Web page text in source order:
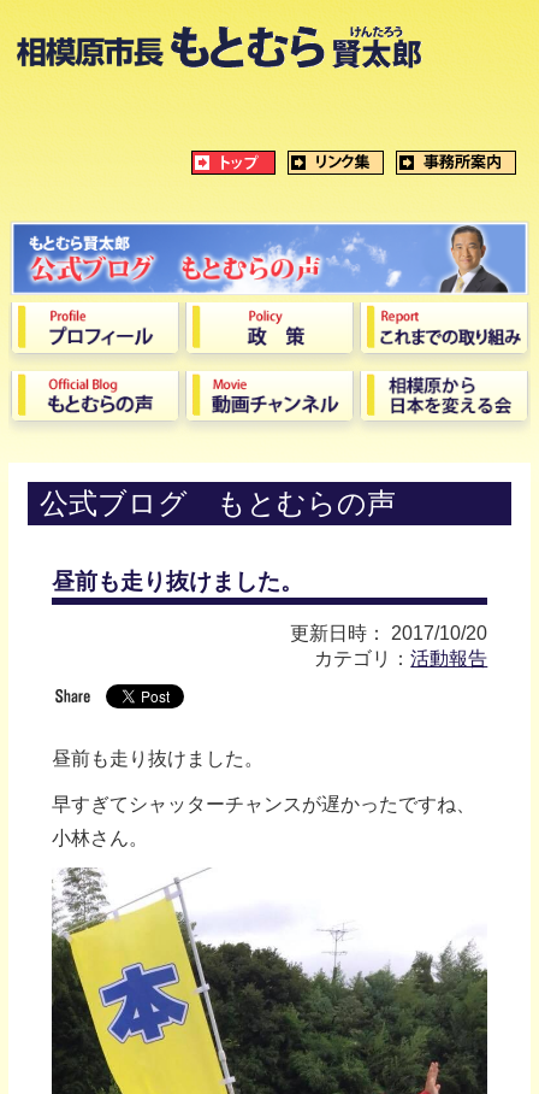
公式ブログ もとむらの声
昼前も走り抜けました。
更新日時： 2017/10/20
カテゴリ：活動報告
昼前も走り抜けました。
早すぎてシャッターチャンスが遅かったですね、
小林さん。